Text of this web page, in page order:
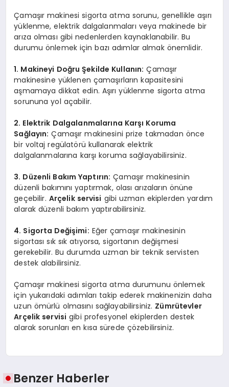
Çamaşır makinesi sigorta atma sorunu, genellikle aşırı
yüklenme, elektrik dalgalanmaları veya makinede bir
arıza olması gibi nedenlerden kaynaklanabilir. Bu
durumu önlemek için bazı adımlar almak önemlidir.
1. Makineyi Doğru Şekilde Kullanın: Çamaşır
makinesine yüklenen çamaşırların kapasitesini
aşmamaya dikkat edin. Aşırı yüklenme sigorta atma
sorununa yol açabilir.
2. Elektrik Dalgalanmalarına Karşı Koruma
Sağlayın: Çamaşır makinesini prize takmadan önce
bir voltaj regülatörü kullanarak elektrik
dalgalanmalarına karşı koruma sağlayabilirsiniz.
3. Düzenli Bakım Yaptırın: Çamaşır makinesinin
düzenli bakımını yaptırmak, olası arızaların önüne
geçebilir. Arçelik servisi gibi uzman ekiplerden yardım
alarak düzenli bakım yaptırabilirsiniz.
4. Sigorta Değişimi: Eğer çamaşır makinesinin
sigortası sık sık atıyorsa, sigortanın değişmesi
gerekebilir. Bu durumda uzman bir teknik servisten
destek alabilirsiniz.
Çamaşır makinesi sigorta atma durumunu önlemek
için yukarıdaki adımları takip ederek makinenizin daha
uzun ömürlü olmasını sağlayabilirsiniz. Zümrütevler
Arçelik servisi gibi profesyonel ekiplerden destek
alarak sorunları en kısa sürede çözebilirsiniz.
Benzer Haberler